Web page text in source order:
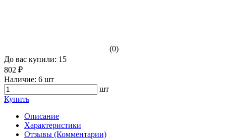
(0)
До вас купили: 15
802 ₽
Наличие: 6 шт
шт
Купить
Описание
Характеристики
Отзывы (Комментарии)